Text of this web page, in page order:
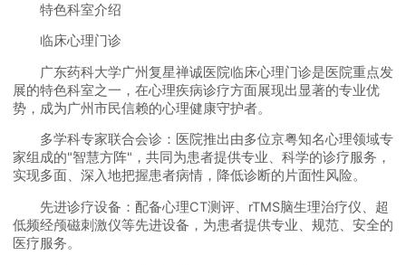
特色科室介绍
临床心理门诊
广东药科大学广州复星禅诚医院临床心理门诊是医院重点发
展的特色科室之一，在心理疾病诊疗方面展现出显著的专业优
势，成为广州市民信赖的心理健康守护者。
多学科专家联合会诊：医院推出由多位京粤知名心理领域专
家组成的"智慧方阵"，共同为患者提供专业、科学的诊疗服务，
实现多面、深入地把握患者病情，降低诊断的片面性风险。
先进诊疗设备：配备心理CT测评、rTMS脑生理治疗仪、超
低频经颅磁刺激仪等先进设备，为患者提供专业、规范、安全的
医疗服务。